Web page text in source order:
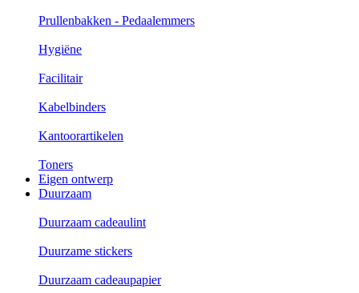
Prullenbakken - Pedaalemmers
Hygiëne
Facilitair
Kabelbinders
Kantoorartikelen
Toners
Eigen ontwerp
Duurzaam
Duurzaam cadeaulint
Duurzame stickers
Duurzaam cadeaupapier